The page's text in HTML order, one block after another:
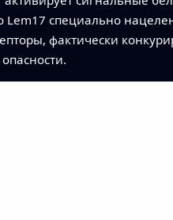
специально
фактически